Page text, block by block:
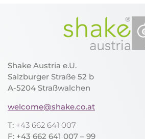
Shake Austria e.U.
Salzburger Straße 52 b
A-5204 Straßwalchen
welcome@shake.co.at
T: +43 662 641 007
F: +43 662 641 007 – 99